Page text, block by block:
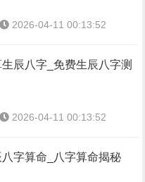
2026-04-11 00:13:52
辰八字_免费生辰八字测
2026-04-11 00:13:52
字算命_八字算命揭秘